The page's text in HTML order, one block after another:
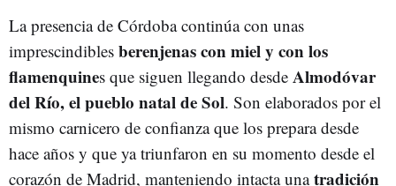
La presencia de Córdoba continúa con unas
imprescindibles berenjenas con miel y con los
flamenquines que siguen llegando desde Almodóvar
del Río, el pueblo natal de Sol. Son elaborados por el
mismo carnicero de confianza que los prepara desde
hace años y que ya triunfaron en su momento desde el
corazón de Madrid, manteniendo intacta unatradición